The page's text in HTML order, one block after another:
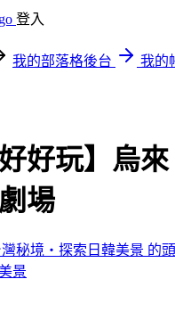
登入
我的部落格後台
我的
好好玩】烏
場
景